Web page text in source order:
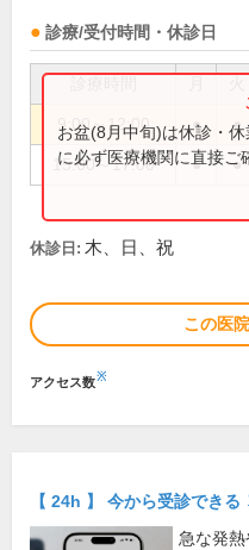
診療/受付時間・休診日
9:00～12:00 ● ●
15:00～17:00 ● ●
お盆(8月中旬)は休診・
に必ず医療機関に直接ご
休診日: 木、日、祝
この医
アクセス数※
【 24h 】 今から受診できる
急な発